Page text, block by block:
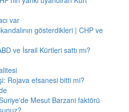
var
gösterdikleri | CHP ve
ve İsrail Kürtleri sattı mı?
Rojava efsanesi bitti mi?
Mesut Barzani faktörü